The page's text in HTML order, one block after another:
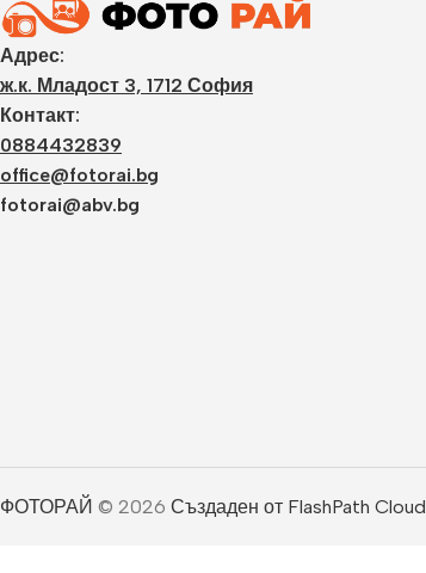
Адрес:
ж.к. Младост 3, 1712 София
Контакт:
0884432839
office@fotorai.bg
fotorai@abv.bg
ФОТОРАЙ © 2026 Създаден от FlashPath Cloud